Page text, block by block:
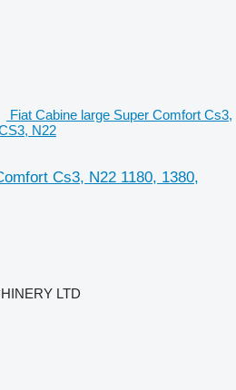
Fiat Cabine large Super Comfort Cs3,
N22
Cs3, N22 1180, 1380,
LTD